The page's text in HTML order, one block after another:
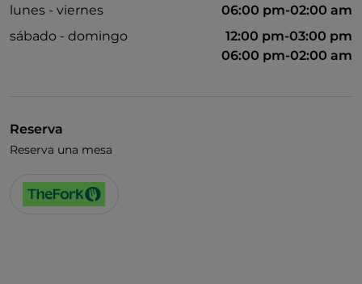
lunes - viernes
06:00 pm-02:00 am
sábado - domingo
12:00 pm-03:00 pm
06:00 pm-02:00 am
Reserva
Reserva una mesa